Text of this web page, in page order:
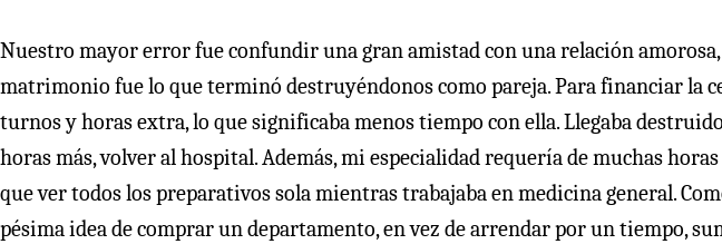
Nuestro mayor error fue confundir una gran amistad con una relación
matrimonio fue lo que terminó destruyéndonos como pareja. Para financiar la
turnos y horas extra, lo que significaba menos tiempo con ella. Llegaba
horas más, volver al hospital. Además, mi especialidad requería de muchas
que ver todos los preparativos sola mientras trabajaba en medicina general.
pésima idea de comprar un departamento, en vez de arrendar por un tiempo,